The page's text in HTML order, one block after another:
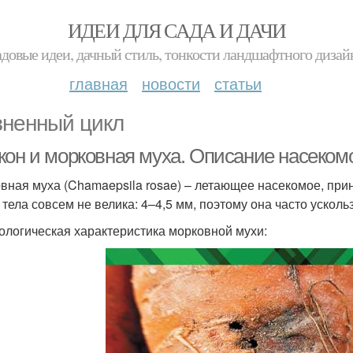
ИДЕИ ДЛЯ САДА И ДАЧИ
идеи, дачный стиль, тонкости ландшафтного
главная новости статьи
цикл
и морковная муха. Описание
муха (Chamaepsila rosae) – летающее насекомое,
совсем не велика: 4–4,5 мм, поэтому она часто
характеристика морковной мухи: